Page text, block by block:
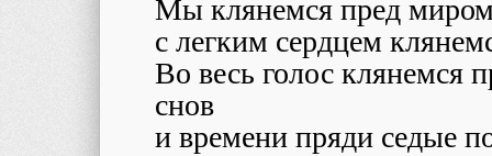
Мы клянемся пред
с легким сердцем
Во весь голос клянемся
снов
и времени пряди седые